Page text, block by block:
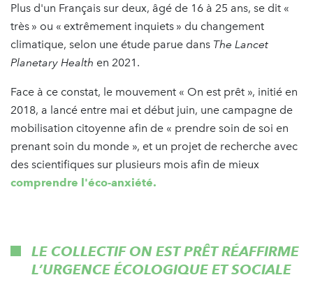
Plus d'un Français sur deux, âgé de 16 à 25 ans, se dit «
très » ou « extrêmement inquiets » du changement
climatique, selon une étude parue dans The Lancet
Planetary Health en 2021.
Face à ce constat, le mouvement « On est prêt », initié en
2018, a lancé entre mai et début juin, une campagne de
mobilisation citoyenne afin de « prendre soin de soi en
prenant soin du monde », et un projet de recherche avec
des scientifiques sur plusieurs mois afin de mieux
comprendre l'éco-anxiété.
LE COLLECTIF ON EST PRÊT RÉAFFIRME
L’URGENCE ÉCOLOGIQUE ET SOCIALE